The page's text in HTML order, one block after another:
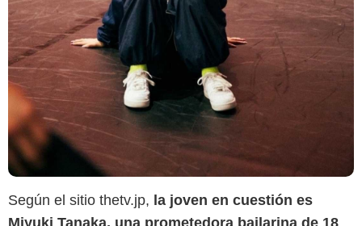
Según el sitio thetv.jp, la joven en cuestión es
Instagram @miyu23_official